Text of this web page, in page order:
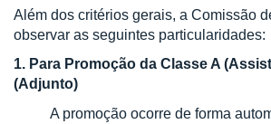
Além dos critérios gerais, a Comissão
observar as seguintes particularidades:
1. Para Promoção da Classe A
(Adjunto)
A promoção ocorre de forma